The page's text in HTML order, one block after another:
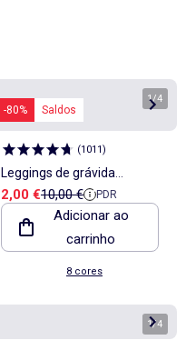
-80% Saldos
1/4
(1011)
Leggings de grávida
compridas em jersey lisa
Preço de venda
2,00 €Preço de referência
10,00 € PDR
Adicionar ao
carrinho
8 cores
1/4